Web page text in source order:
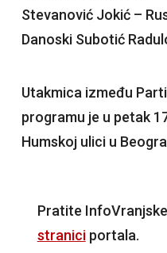
Stevanović Jokić –
Danoski Subotić
Utakmica između
programu je u petak
Humskoj ulici u
Pratite
straniciportala.